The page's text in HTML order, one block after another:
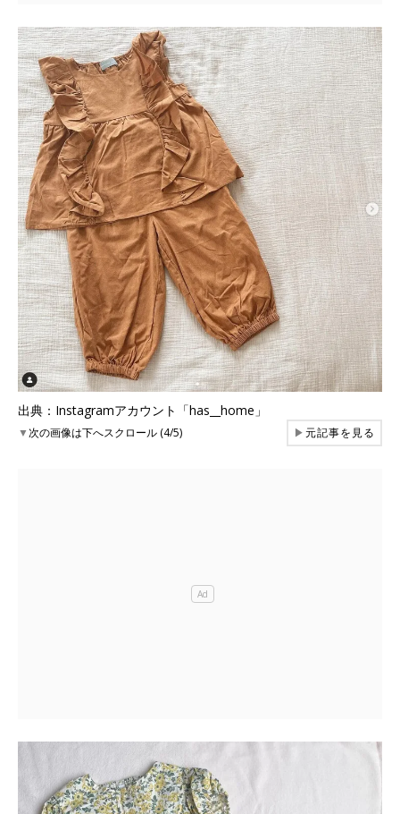
出典：Instagramアカウント「has__home」
▼次の画像は下へスクロール (4/5) ▶元記事を見る